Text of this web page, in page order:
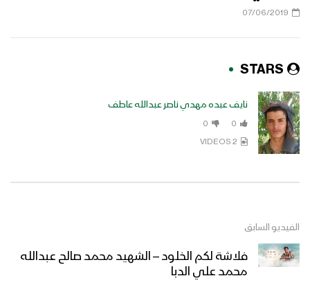
07/06/2019
STARS
نايف عبده مهدي ناصر عبدالله عاطف
0
0
2 VIDEOS
الفيديو السابق
فلاشة لكم الخلود – الشهيد محمد صالح عبدالله
محمد علي الدبا